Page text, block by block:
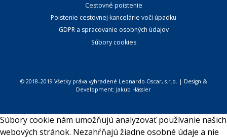
Cestovné poistenie
Poistenie cestovnej kancelárie voči úpadku
GDPR a spracovanie osobných údajov
Súbory cookies
© 2018–2019 Všetky práva vyhradené Leonardo-Oscar, s.r.o. | Design &
Development: Jakub Hässler
Súbory cookie nám umožňujú analyzovať používanie našich
webových stránok. Nezahŕňajú žiadne osobné údaje a nie